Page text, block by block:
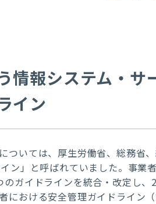
情報システム・サ
イン
ついては、厚生労働省、総務省
ン」と呼ばれていました。事業
ガイドラインを統合・改定し
における安全管理ガイドライン